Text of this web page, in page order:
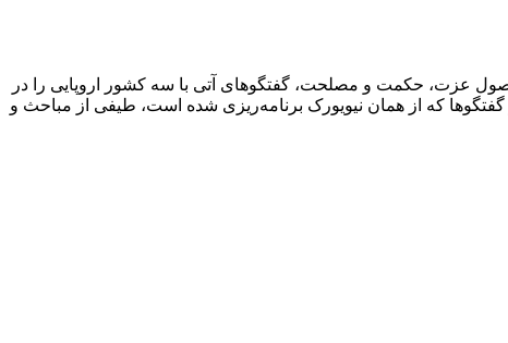
عزت، حکمت و مصلحت، گفتگوهای آتی با سه کشور اروپایی را در
که از همان نیویورک برنامه‌ریزی شده است، طیفی از مباحث و